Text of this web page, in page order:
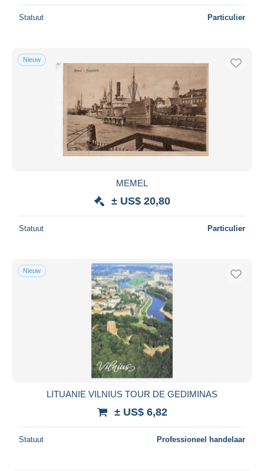
Statuut Particulier
Nieuw
MEMEL
± US$ 20,80
Statuut Particulier
Nieuw
LITUANIE VILNIUS TOUR DE GEDIMINAS
± US$ 6,82
Statuut Professioneel handelaar